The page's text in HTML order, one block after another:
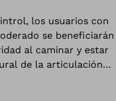
los usuarios con
se beneficiarán
al caminar y estar
de la articulación